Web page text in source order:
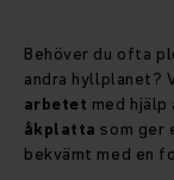
Behöver du ofta
andra hyllplanet?
arbetet med hjälp
åkplatta som ger
bekvämt med en